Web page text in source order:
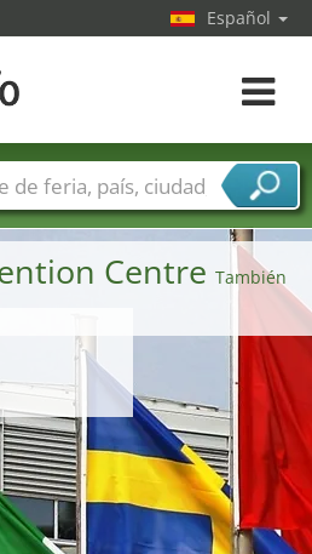
Centre También
Español
toggle
Países
Ciudades
de servicios